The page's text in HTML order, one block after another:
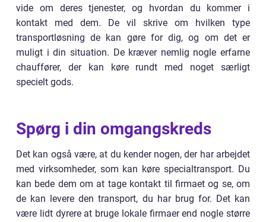
vide om deres tjenester, og hvordan du kommer i
kontakt med dem. De vil skrive om hvilken type
transportløsning de kan gøre for dig, og om det er
muligt i din situation. De kræver nemlig nogle erfarne
chauffører, der kan køre rundt med noget særligt
specielt gods.
Spørg i din omgangskreds
Det kan også være, at du kender nogen, der har arbejdet
med virksomheder, som kan køre specialtransport. Du
kan bede dem om at tage kontakt til firmaet og se, om
de kan levere den transport, du har brug for. Det kan
være lidt dyrere at bruge lokale firmaer end nogle større